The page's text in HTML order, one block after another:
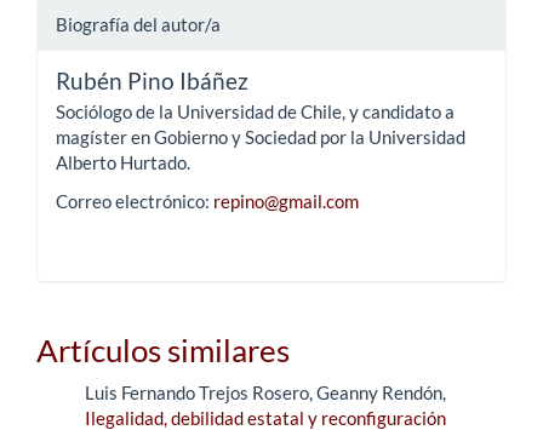
Biografía del autor/a
Rubén Pino Ibáñez
Sociólogo de la Universidad de Chile, y candidato a
magíster en Gobierno y Sociedad por la Universidad
Alberto Hurtado.
Correo electrónico: repino@gmail.com
Artículos similares
Luis Fernando Trejos Rosero, Geanny Rendón,
Ilegalidad, debilidad estatal y reconfiguración